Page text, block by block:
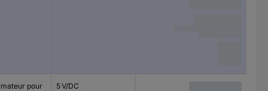
pour
5 V/DC